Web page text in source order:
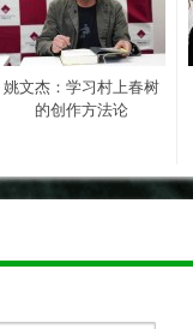
姚文杰：学习村上春树
的创作方法论